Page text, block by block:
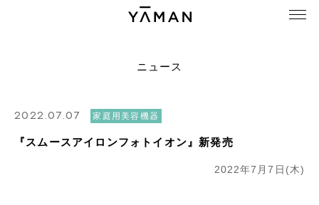
ニュース
2022.07.07 家庭用美容機器
『スムースアイロンフォトイオン』新発売
2022年7月7日(木)